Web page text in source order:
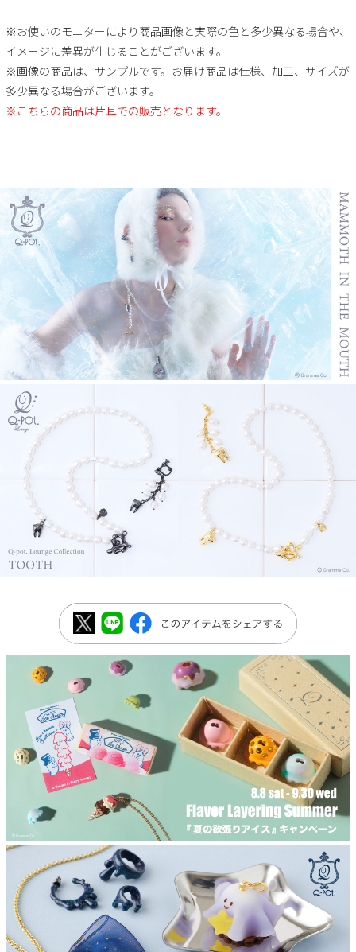
※お使いのモニターにより商品画像と実際の色と多少異なる場合や、
イメージに差異が生じることがございます。
※画像の商品は、サンプルです。お届け商品は仕様、加工、サイズが
多少異なる場合がございます。
※こちらの商品は片耳での販売となります。